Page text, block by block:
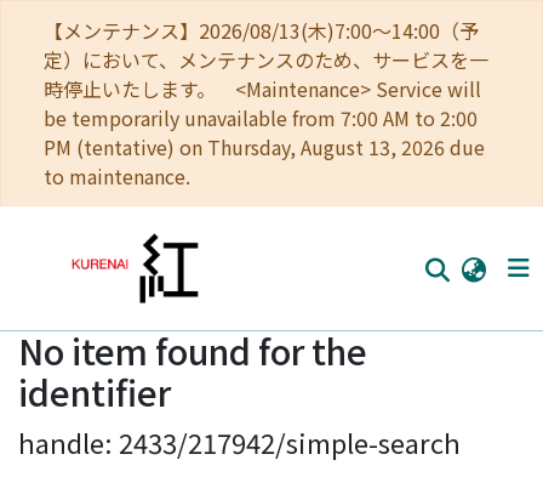
【メンテナンス】2026/08/13(木)7:00～14:00（予
定）において、メンテナンスのため、サービスを一
時停止いたします。 <Maintenance> Service will
be temporarily unavailable from 7:00 AM to 2:00
PM (tentative) on Thursday, August 13, 2026 due
to maintenance.
Home
Communities
Browse
No item found for the
identifier
handle: 2433/217942/simple-search